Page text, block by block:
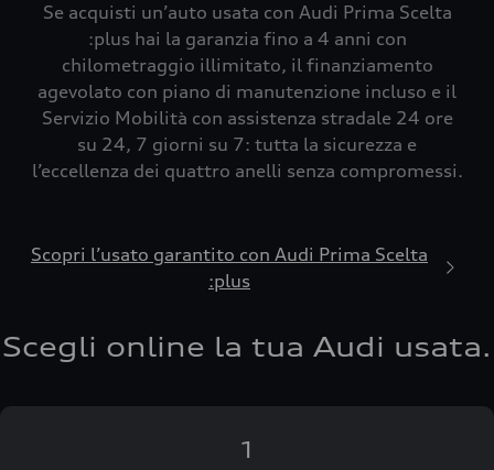
Se acquisti un’auto usata con Audi Prima Scelta
:plus hai la garanzia fino a 4 anni con
chilometraggio illimitato, il finanziamento
agevolato con piano di manutenzione incluso e il
Servizio Mobilità con assistenza stradale 24 ore
su 24, 7 giorni su 7: tutta la sicurezza e
l’eccellenza dei quattro anelli senza compromessi.
Scopri l’usato garantito con Audi Prima Scelta
:plus
Scegli online la tua Audi usata.
1